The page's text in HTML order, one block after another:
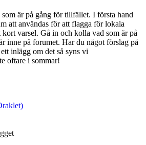
är på gång för tillfället. I första hand
att användas för att flagga för lokala
varsel. Gå in och kolla vad som är på
inne på forumet. Har du något förslag på
inlägg om det så syns vi
oftare i sommar!